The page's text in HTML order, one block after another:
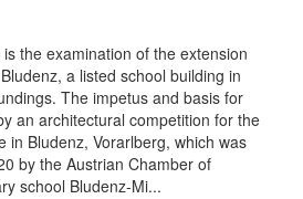
the examination of the extension
a listed school building in
The impetus and basis for
an architectural competition for the
in Bludenz, Vorarlberg, which was
by the Austrian Chamber of
school Bludenz-Mi...